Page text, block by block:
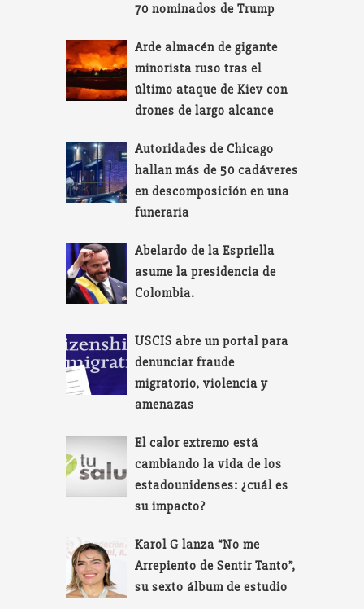
70 nominados de Trump
Arde almacén de gigante
minorista ruso tras el
último ataque de Kiev con
drones de largo alcance
Autoridades de Chicago
hallan más de 50 cadáveres
en descomposición en una
funeraria
Abelardo de la Espriella
asume la presidencia de
Colombia.
USCIS abre un portal para
denunciar fraude
migratorio, violencia y
amenazas
El calor extremo está
cambiando la vida de los
estadounidenses: ¿cuál es
su impacto?
Karol G lanza “No me
Arrepiento de Sentir Tanto”,
su sexto álbum de estudio